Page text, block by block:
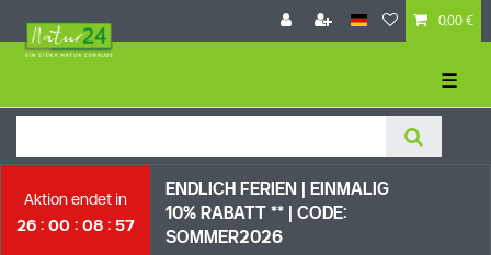
0,00 €
☰
Aktion endet in
26
00 08 56
ENDLICH FERIEN | EI NMALIG
10% RABATT ** | CODE:
SOMMER2026